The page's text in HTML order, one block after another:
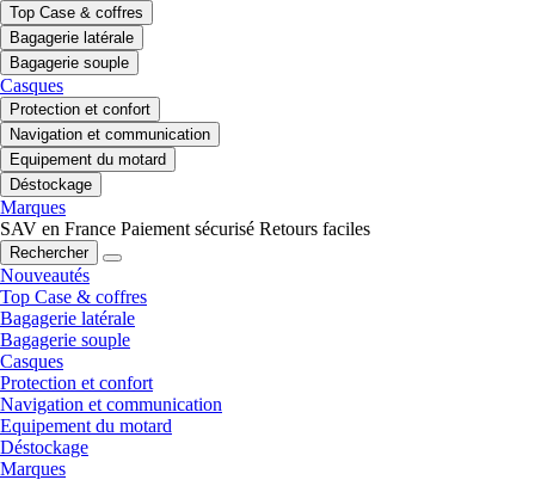
Top Case & coffres
Bagagerie latérale
Bagagerie souple
Casques
Protection et confort
Navigation et communication
Equipement du motard
Déstockage
Marques
SAV en France Paiement sécurisé Retours faciles
Rechercher
Nouveautés
Top Case & coffres
Bagagerie latérale
Bagagerie souple
Casques
Protection et confort
Navigation et communication
Equipement du motard
Déstockage
Marques